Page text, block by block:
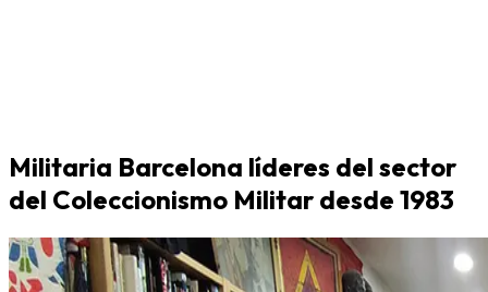
Militaria Barcelona líderes del sector
del Coleccionismo Militar desde 1983